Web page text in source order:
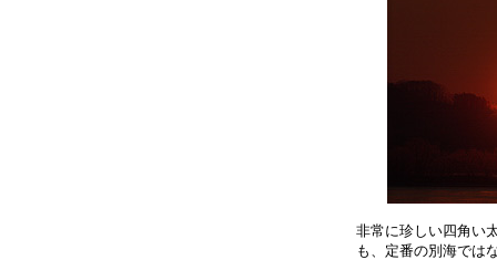
非常に珍しい四角い
も、定番の別海では